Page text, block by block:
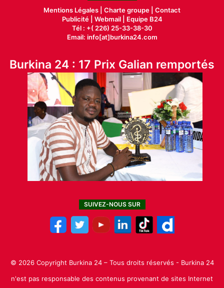
Mentions Légales | Charte groupe | Contact
Publicité| Webmail |
Equipe B24
Tél : +( 226) 25-33-38-30
Email: info[at]burkina24.com
Burkina 24 : 17 Prix Galian remportés
SUIVEZ-NOUS SUR
© 2026 Copyright Burkina 24 – Tous droits réservés - Burkina 24
n'est pas responsable des contenus provenant de sites Internet